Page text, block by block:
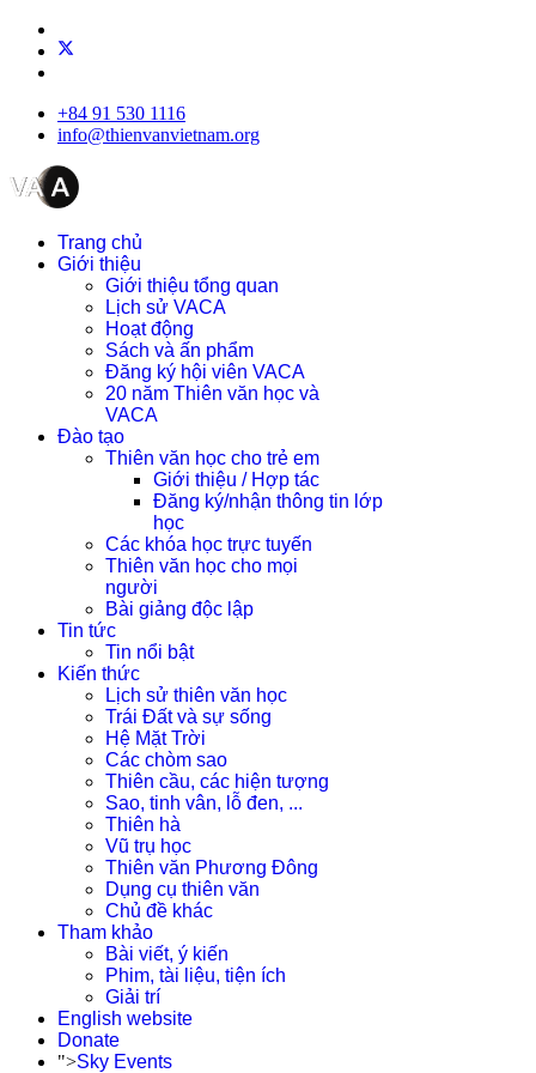
+84 91 530 1116
info@thienvanvietnam.org
Trang chủ
Giới thiệu
Giới thiệu tổng quan
Lịch sử VACA
Hoạt động
Sách và ấn phẩm
Đăng ký hội viên VACA
20 năm Thiên văn học và
VACA
Đào tạo
Thiên văn học cho trẻ em
Giới thiệu / Hợp tác
Đăng ký/nhận thông tin lớp
học
Các khóa học trực tuyến
Thiên văn học cho mọi
người
Bài giảng độc lập
Tin tức
Tin nổi bật
Kiến thức
Lịch sử thiên văn học
Trái Đất và sự sống
Hệ Mặt Trời
Các chòm sao
Thiên cầu, các hiện tượng
Sao, tinh vân, lỗ đen, ...
Thiên hà
Vũ trụ học
Thiên văn Phương Đông
Dụng cụ thiên văn
Chủ đề khác
Tham khảo
Bài viết, ý kiến
Phim, tài liệu, tiện ích
Giải trí
English website
Donate
">Sky Events